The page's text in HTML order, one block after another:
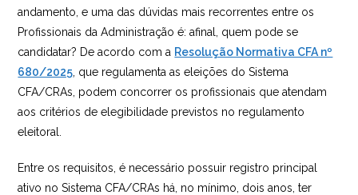
andamento, e uma das dúvidas mais recorrentes entre os
Profissionais da Administração é: afinal, quem pode se
candidatar? De acordo com a Resolução Normativa CFA nº
680/2025 , que regulamenta as eleições do Sistema
CFA/CRAs, podem concorrer os profissionais que atendam
aos critérios de elegibilidade previstos no regulamento
eleitoral.
Entre os requisitos, é necessário possuir registro principal
ativo no Sistema CFA/CRAs há, no mínimo, dois anos, ter